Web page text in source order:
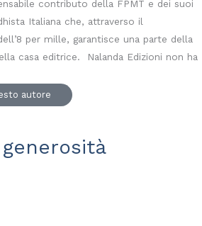
contributo della FPMT e dei suoi
Italiana che, attraverso il
per mille, garantisce una parte della
casa editrice. Nalanda Edizioni non ha
autore